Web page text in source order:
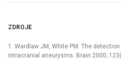
ZDROJE
1. Wardlaw JM, White PM. The
intracranial aneurysms. Brain 2000;